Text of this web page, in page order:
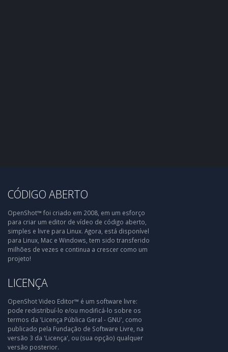
CÓDIGO ABERTO
OpenShot™ foi criado em 2008, em um esforço
para criar um editor de vídeo de código aberto,
simples e livre para Linux. Agora, está disponível
para Linux, Mac e Windows, tem sido transferido
milhões de vezes e continua a crescer como um
projeto!
LICENÇA
OpenShot Video Editor™ é um software livre:
pode redistribuí-lo e/ou modificá-lo sobre os
termos da 'Licença Pública Geral - GNU', como
publicado pela Fundação de Software Livre, na
versão 3 da 'Licença', ou (sua opção) qualquer
versão posterior.